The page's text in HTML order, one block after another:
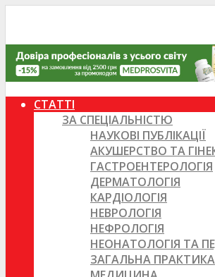
СТАТТІ
ЗА СПЕЦІАЛЬНІСТЮ
НАУКОВІ ПУБЛІКАЦІЇ
АКУШЕРСТВО ТА
ГАСТРОЕНТЕРОЛОГІЯ
ДЕРМАТОЛОГІЯ
КАРДІОЛОГІЯ
НЕВРОЛОГІЯ
НЕФРОЛОГІЯ
НЕОНАТОЛОГІЯ ТА
ЗАГАЛЬНА